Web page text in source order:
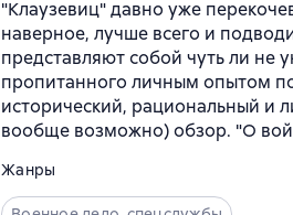
"Клаузевиц" давно уже
наверное, лучше всего и
представляют собой чуть ли не
пропитанного личным опытом
исторический, рациональный и
вообще возможно) обзор. "О
Жанры